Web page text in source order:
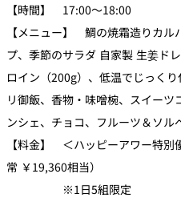
【時間】 17:00～18:00
【メニュー】 鯛の焼霜造りカル
プ、季節のサラダ 自家製 生姜ド
ロイン（200g）、低温でじっく
リ御飯、香物・味噌椀、スイー
ンシェ、チョコ、フルーツ＆ソル
【料金】 ＜ハッピーアワー特別
常 ￥19,360相当）
※1日5組限定